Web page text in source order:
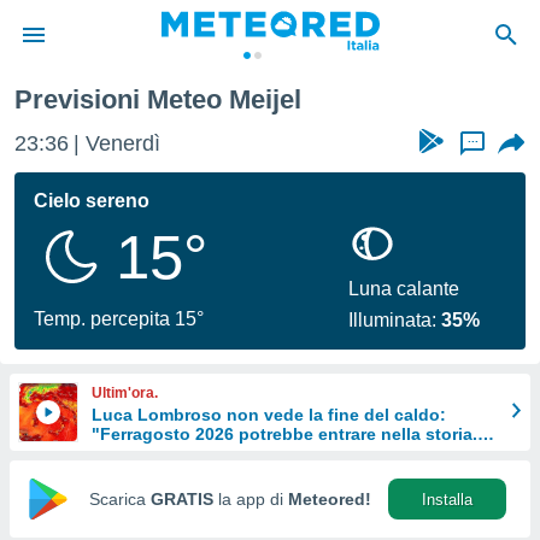
di
per
le
di
Web
Previsioni Meteo Meijel
23:36 Venerdì ...
Cielo sereno
15°
Temp. percepita 15°
Luna calante
Illuminata:35%
Ultim'ora.
Luca Lombroso non vede la fine del caldo:
"Ferragosto 2026 potrebbe entrare nella storia.
Scarica GRATIS la app di Meteored! Installa